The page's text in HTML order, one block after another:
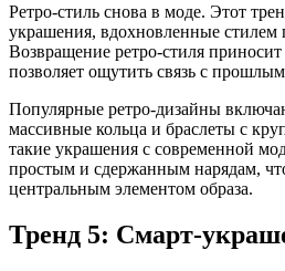
Ретро-стиль снова в моде. Этот
украшения, вдохновленные стилем
Возвращение ретро-стиля
позволяет ощутить связь с
Популярные ретро-дизайны
массивные кольца и браслеты с
такие украшения с современной
простым и сдержанным нарядам,
центральным элементом образа.
Тренд 5: Смарт-